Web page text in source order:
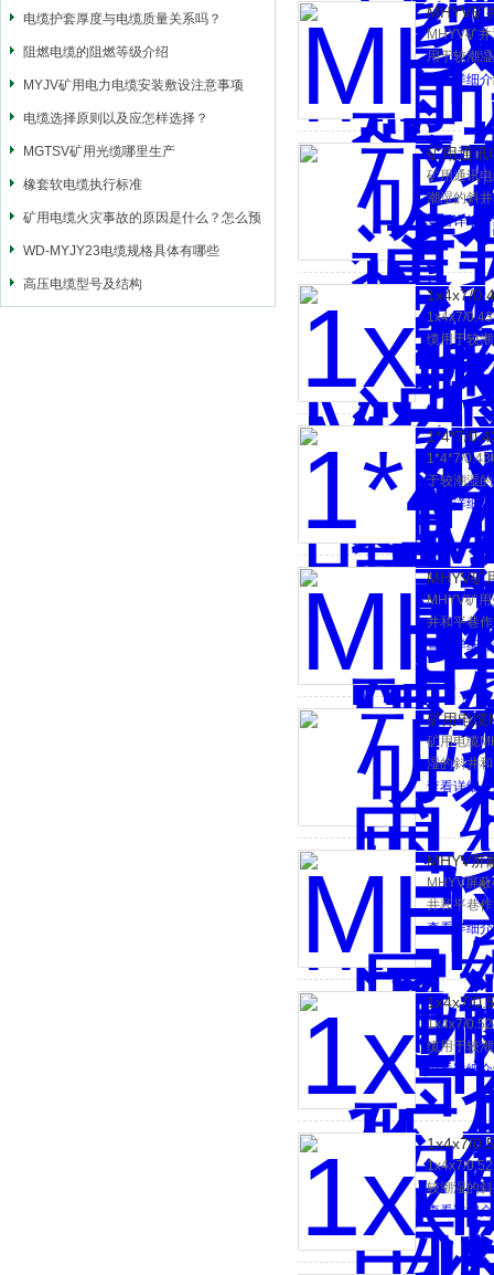
电缆护套厚度与电缆质量关系吗？
阻燃电缆的阻燃等级介绍
MYJV矿用电力电缆安装敷设注意事项
电缆选择原则以及应怎样选择？
MGTSV矿用光缆哪里生产
橡套软电缆执行标准
矿用电缆火灾事故的原因是什么？怎么预
防？
WD-MYJY23电缆规格具体有哪些
高压电缆型号及结构
MHYV矿
MHYV矿
用于较潮
查看详细
矿用通讯
矿用通讯
潮湿的斜
查看详细
1x4x7/
1x4x7/
缆用于较
查看详细
1*4*7/
1*4*7/0.43
于较潮湿
查看详细
MHYV矿
MHYV矿
井和平巷
查看详细
矿用电缆
矿用电缆
湿的斜井
查看详细
MHYV屏
MHYV屏
井和平巷
查看详细
1x4x7/
1x4x7/
缆用于较
查看详细
1x4x7/
1x4x7/
较潮湿的
查看详细